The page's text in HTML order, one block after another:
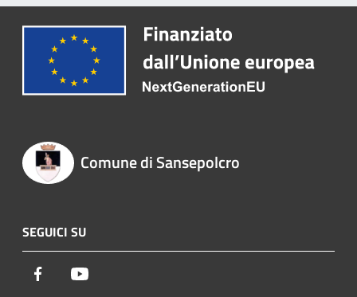
Comune di Sansepolcro
SEGUICI SU
Facebook